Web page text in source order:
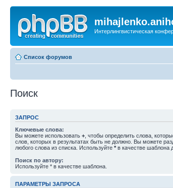
Интерлингвистическая
Список форумов
Поиск
ЗАПРОС
Ключевые слова:
Вы можете использовать + , чтобы определить слова,
слов, которых в результатах быть не должно. Вы можете
любого слова из списка. Используйте * в качестве шаблона
Поиск по автору:
Используйте * в качестве шаблона.
ПАРАМЕТРЫ ЗАПРОСА